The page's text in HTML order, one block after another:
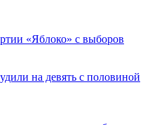
«Яблоко» с выборов
на девять с половиной